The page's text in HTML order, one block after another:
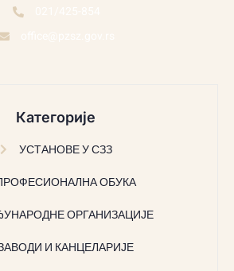
Категорије
УСТАНОВЕ У СЗЗ
ОБУКА
ОРГАНИЗАЦИЈЕ
И КАНЦЕЛАРИЈЕ